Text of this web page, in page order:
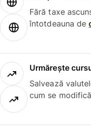
Fără taxe
întotdeauna de
Urmărește
Salvează
cum se